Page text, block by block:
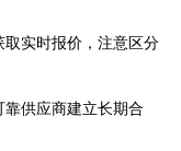
实时报价，注意区分
供应商建立长期合